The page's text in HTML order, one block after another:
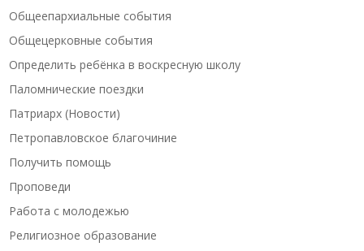
Общеепархиальные события
Общецерковные события
Определить ребёнка в воскресную школу
Паломнические поездки
Патриарх (Новости)
Петропавловское благочиние
Получить помощь
Проповеди
Работа с молодежью
Религиозное образование